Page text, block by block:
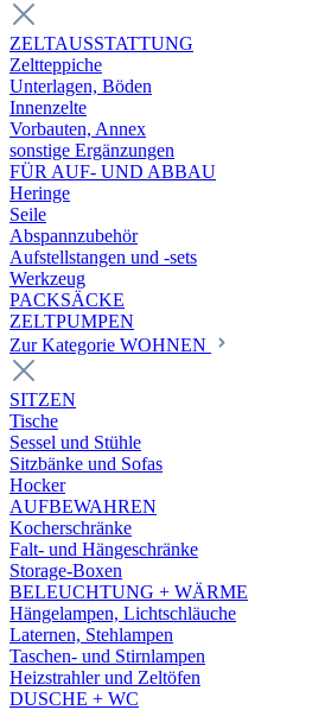
ZELTAUSSTATTUNG
Zeltteppiche
Unterlagen, Böden
Innenzelte
Vorbauten, Annex
sonstige Ergänzungen
FÜR AUF- UND ABBAU
Heringe
Seile
Abspannzubehör
Aufstellstangen und -sets
Werkzeug
PACKSÄCKE
ZELTPUMPEN
Zur Kategorie WOHNEN
SITZEN
Tische
Sessel und Stühle
Sitzbänke und Sofas
Hocker
AUFBEWAHREN
Kocherschränke
Falt- und Hängeschränke
Storage-Boxen
BELEUCHTUNG + WÄRME
Hängelampen, Lichtschläuche
Laternen, Stehlampen
Taschen- und Stirnlampen
Heizstrahler und Zeltöfen
DUSCHE + WC